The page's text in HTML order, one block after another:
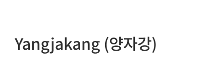
Yangjakang (양자강)